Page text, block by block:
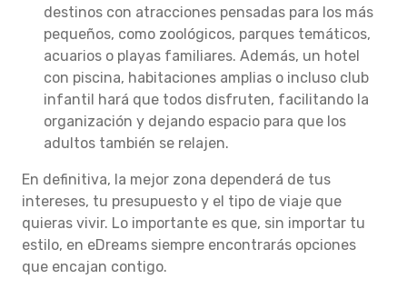
destinos con atracciones pensadas para los más
pequeños, como zoológicos, parques temáticos,
acuarios o playas familiares. Además, un hotel
con piscina, habitaciones amplias o incluso club
infantil hará que todos disfruten, facilitando la
organización y dejando espacio para que los
adultos también se relajen.
En definitiva, la mejor zona dependerá de tus
intereses, tu presupuesto y el tipo de viaje que
quieras vivir. Lo importante es que, sin importar tu
estilo, en eDreams siempre encontrarás opciones
que encajan contigo.